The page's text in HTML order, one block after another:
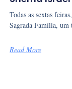
Todas as sextas
Sagrada Família, um
Read More